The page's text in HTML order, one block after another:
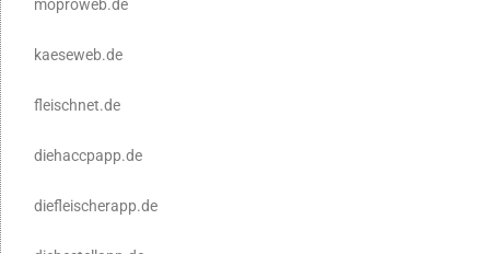
moproweb.de
kaeseweb.de
fleischnet.de
diehaccpapp.de
diefleischerapp.de